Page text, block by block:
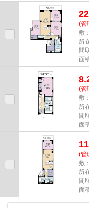
活向け物件です☆ 物件周辺には...
(管
敷
所
間
面
(管
敷
所
間
面
(管
敷
所
間
面